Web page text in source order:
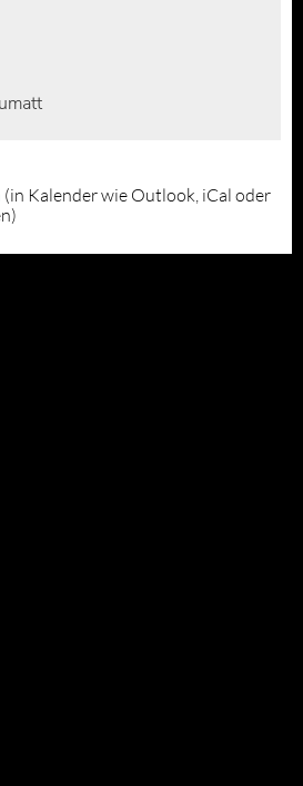
(in Kalender wie Outlook, iCal oder